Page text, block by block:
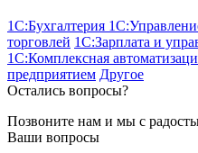
1С:Бухгалтерия
торговлей 1С:Зарплата и
1С:Комплексная
предприятием Другое
Остались вопросы?
Позвоните нам и мы с
Ваши вопросы